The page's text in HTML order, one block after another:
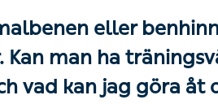
eller
man ha
vad kan jag göra åt